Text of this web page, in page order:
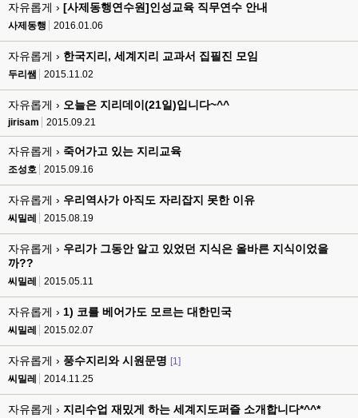
자유롭게 › [사제동행연수원]인성교육 직무연수 안내
사제동행 2016.01.06
자유롭게 › 한국지리, 세계지리 교과서 집필진 모임
두리쌤 2015.11.02
자유롭게 › 오늘은 지리데이(21일)입니다~^^
jirisam 2015.09.21
자유롭게 › 죽어가고 있는 지리교육
조성호 2015.09.16
자유롭게 › 우리역사가 아직도 자리잡지 못한 이유
씨밀레 2015.08.19
자유롭게 › 우리가 그동안 알고 있었던 지식은 올바른 지식이었을
까??
씨밀레 2015.05.11
자유롭게 › 1) 코를 베어가도 모르는 대한민국
씨밀레 2015.02.07
자유롭게 › 풍수지리와 시원문명 [1]
씨밀레
2014.11.25
자유롭게 › 지리수업 재밌게 하는 세계지도퍼즐 소개합니다*^^*